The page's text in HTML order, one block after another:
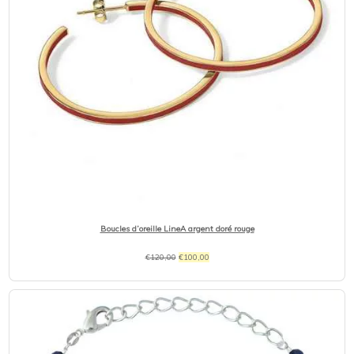
Boucles d’oreille LineA argent doré rouge
€120,00 Le
prix
initial
€100,00Le
prix
actuel